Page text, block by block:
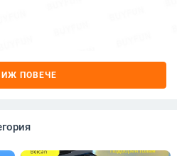
ПОВЕЧЕ